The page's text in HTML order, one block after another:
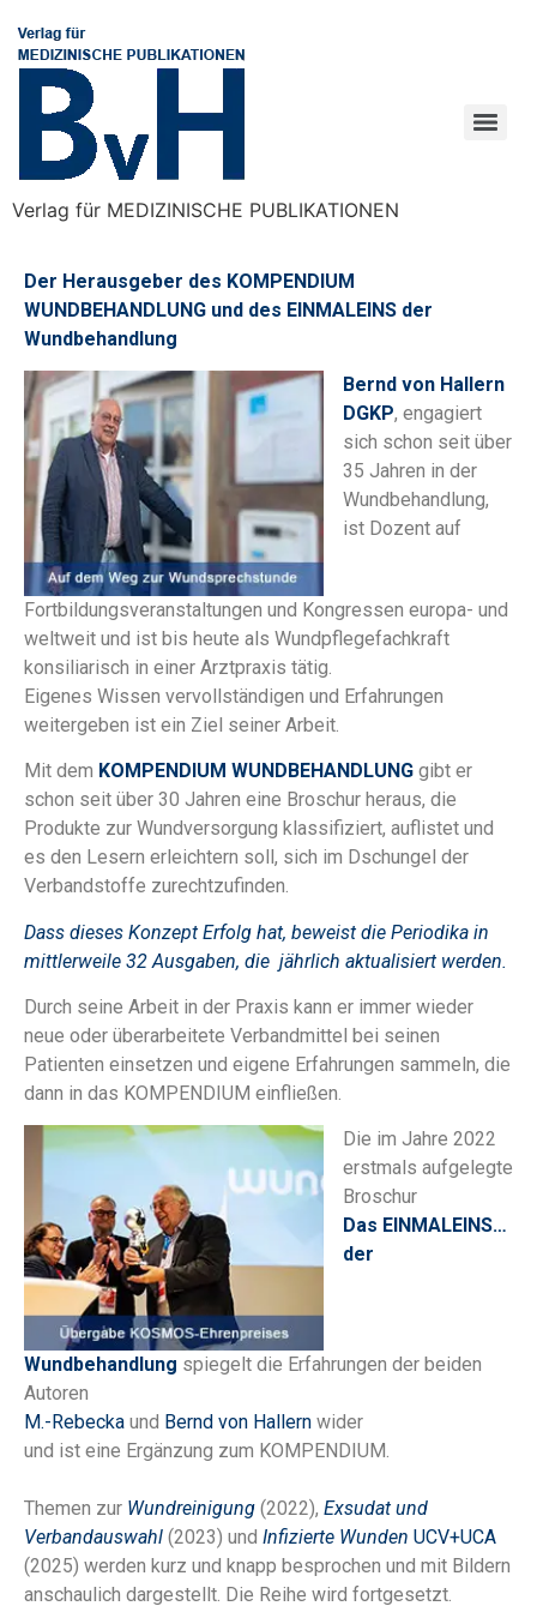
Verlag für MEDIZINISCHE PUBLIKATIONEN
Der Herausgeber des KOMPENDIUM
WUNDBEHANDLUNG und des EINMALEINS der
Wundbehandlung
Bernd von Hallern
DGKP, engagiert
sich schon seit über
35 Jahren in der
Wundbehandlung,
ist Dozent auf
Fortbildungsveranstaltungen und Kongressen europa- und
weltweit und ist bis heute als Wundpflegefachkraft
konsiliarisch in einer Arztpraxis tätig.
Eigenes Wissen vervollständigen und Erfahrungen
weitergeben ist ein Ziel seiner Arbeit.
Mit dem KOMPENDIUM WUNDBEHANDLUNG gibt er
schon seit über 30 Jahren eine Broschur heraus, die
Produkte zur Wundversorgung klassifiziert, auflistet und
es den Lesern erleichtern soll, sich im Dschungel der
Verbandstoffe zurechtzufinden.
Dass dieses Konzept Erfolg hat, beweist die Periodika in
mittlerweile 32 Ausgaben, die jährlich aktualisiert werden.
Durch seine Arbeit in der Praxis kann er immer wieder
neue oder überarbeitete Verbandmittel bei seinen
Patienten einsetzen und eigene Erfahrungen sammeln, die
dann in das KOMPENDIUM einfließen.
Die im Jahre 2022
erstmals aufgelegte
Broschur
Das EINMALEINS…
der
Wundbehandlung spiegelt die Erfahrungen der beiden
Autoren
M.-Rebecka und Bernd von Hallern wider
und ist eine Ergänzung zum KOMPENDIUM.
Themen zur Wundreinigung (2022), Exsudat und
Verbandauswahl (2023) und Infizierte Wunden UCV+UCA
(2025) werden kurz und knapp besprochen und mit Bildern
anschaulich dargestellt. Die Reihe wird fortgesetzt.